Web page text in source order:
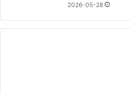
2026-05-28